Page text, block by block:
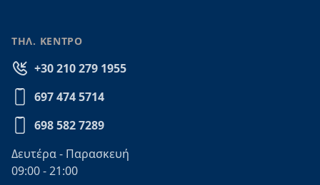
ΤΗΛ. ΚΕΝΤΡΟ
+30 210 279 1955
697 474 5714
698 582 7289
Δευτέρα - Παρασκευή
09:00 - 21:00